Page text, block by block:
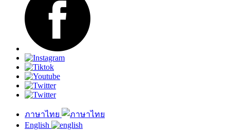
ภาษาไทย
English